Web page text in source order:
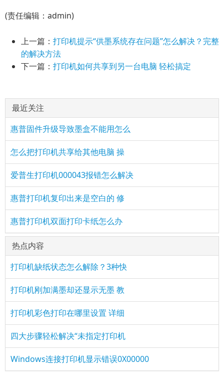
(责任编辑：admin)
上一篇： 打印机提示“供墨系统存在问题”怎么解决？完整
的解决方法
下一篇： 打印机如何共享到另一台电脑 轻松搞定
最近关注
惠普固件升级导致墨盒不能用怎么
怎么把打印机共享给其他电脑 操
爱普生打印机000043报错怎么解决
惠普打印机复印出来是空白的 修
惠普打印机双面打印卡纸怎么办
热点内容
打印机缺纸状态怎么解除？3种快
打印机刚加满墨却还显示无墨 教
打印机彩色打印在哪里设置 详细
四大步骤轻松解决“未指定打印机
Windows连接打印机显示错误0X00000